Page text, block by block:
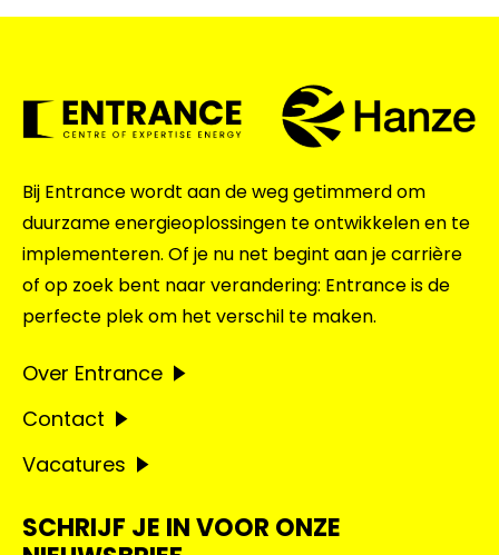
Bij Entrance wordt aan de weg getimmerd om
duurzame energieoplossingen te ontwikkelen en te
implementeren. Of je nu net begint aan je carrière
of op zoek bent naar verandering: Entrance is de
perfecte plek om het verschil te maken.
Over Entrance
Contact
Vacatures
SCHRIJF JE IN VOOR ONZE